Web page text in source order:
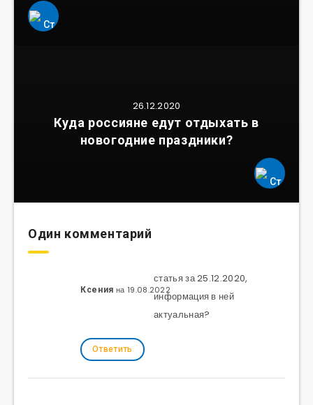
26.12.2020
Куда россияне едут отдыхать в
новогодние праздники?
Один комментарий
Ксения на 19.08.2022
статья за 25.12.2020,
информация в ней
актуальная?
Ответить